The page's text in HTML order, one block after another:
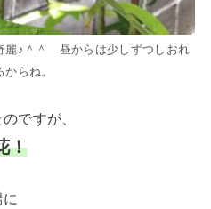
麗♪＾＾ 昼からは少しずつしおれ
からね。
ですが、
！